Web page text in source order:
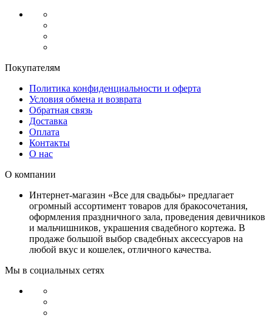
Покупателям
Политика конфиденциальности и оферта
Условия обмена и возврата
Обратная связь
Доставка
Оплата
Контакты
О нас
О компании
Интернет-магазин «Все для свадьбы» предлагает
огромный ассортимент товаров для бракосочетания,
оформления праздничного зала, проведения девичников
и мальчишников, украшения свадебного кортежа. В
продаже большой выбор свадебных аксессуаров на
любой вкус и кошелек, отличного качества.
Мы в социальных сетях